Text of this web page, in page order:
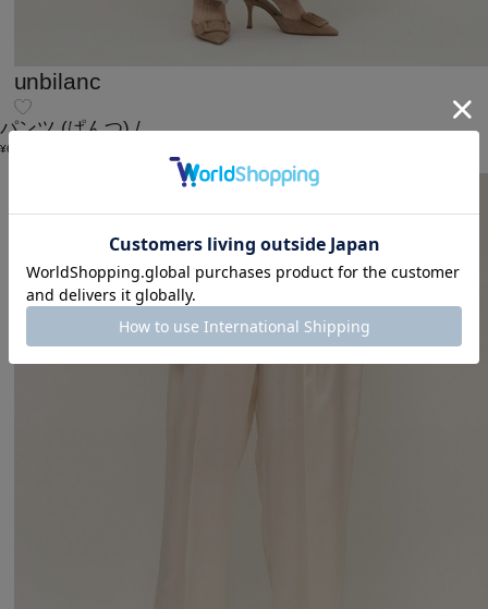
unbilanc
パンツ(ぱんつ) /
¥61,600